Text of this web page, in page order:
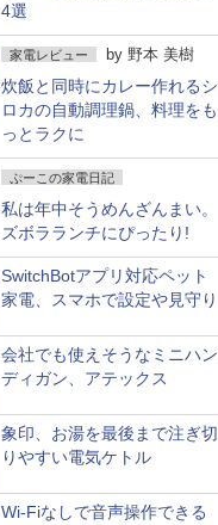
4選
家電レビュー by 野本 美樹
炊飯と同時にカレー作れるシ
ロカの自動調理鍋、料理をも
っとラクに
ぷーこの家電日記
私は年中そうめんざんまい。
ズボラランチにぴったり!
SwitchBotアプリ対応ペット
家電、スマホで設定や見守り
会社でも使えそうなミニハン
ディガン、アテックス
象印、お湯を最後まで注ぎ切
りやすい電気ケトル
Wi-Fiなしで音声操作できる